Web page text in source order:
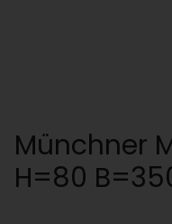
Münchner
H=80